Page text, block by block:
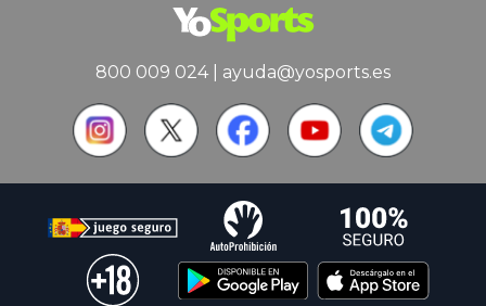
800 009 024| ayuda@yosports.es